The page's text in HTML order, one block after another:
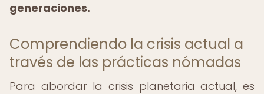
generaciones.
Comprendiendo la crisis actual a
través de las prácticas nómadas
Para abordar la crisis planetaria actual, es